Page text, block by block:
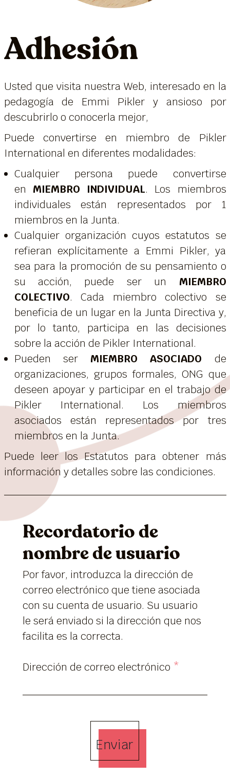
Adhesión
Usted que visita nuestra Web, interesado en la
pedagogía de Emmi Pikler y ansioso por
descubrirlo o conocerla mejor,
Puede convertirse en miembro de Pikler
International en diferentes modalidades:
Cualquier persona puede convertirse
en MIEMBRO INDIVIDUAL. Los miembros
individuales están representados por 1
miembros en la Junta.
Cualquier organización cuyos estatutos se
refieran explícitamente a Emmi Pikler, ya
sea para la promoción de su pensamiento o
su acción, puede ser un MIEMBRO
COLECTIVO. Cada miembro colectivo se
beneficia de un lugar en la Junta Directiva y,
por lo tanto, participa en las decisiones
sobre la acción de Pikler International.
Pueden ser MIEMBRO ASOCIADO de
organizaciones, grupos formales, ONG que
deseen apoyar y participar en el trabajo de
Pikler International. Los miembros
asociados están representados por tres
miembros en la Junta.
Puede leer los Estatutos para obtener más
información y detalles sobre las condiciones.
Recordatorio de
nombre de usuario
Por favor, introduzca la dirección de
correo electrónico que tiene asociada
con su cuenta de usuario. Su usuario
le será enviado si la dirección que nos
facilita es la correcta.
Dirección de correo electrónico *
Enviar